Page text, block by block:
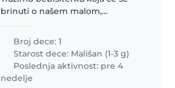
brinuti o našem malom,
koji voli da samostalno istražuje
svet. Naša kuća je puno
ljubimaca, tako da morate da
budete..
Broj dece: 1
Starost dece: Mališan (1-3 g)
Poslednja aktivnost: pre 4
nedelje